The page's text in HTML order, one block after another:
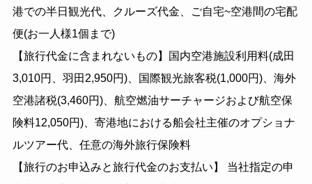
港での半日観光代、クルーズ代金、ご自宅~空港間の宅配
便(お一人様1個まで)
【旅行代金に含まれないもの】国内空港施設利用料(成田
3,010円、羽田2,950円)、国際観光旅客税(1,000円)、海外
空港諸税(3,460円)、航空燃油サーチャージおよび航空保
険料12,050円)、寄港地における船会社主催のオプショナ
ルツアー代、任意の海外旅行保険料
【旅行のお申込みと旅行代金のお支払い】 当社指定の申